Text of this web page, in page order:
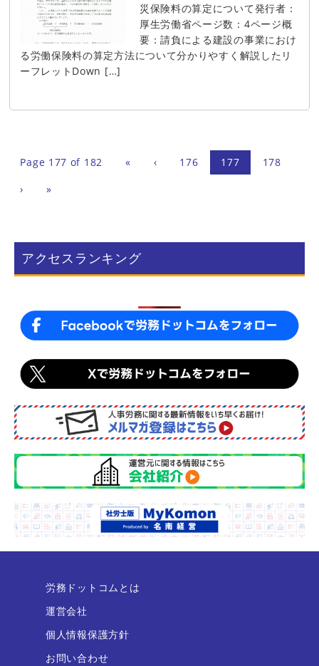
災保険料の算定について発行者：
厚生労働省ページ数：4ページ概
要：請負による建設の事業におけ
る労働保険料の算定方法について分かりやすく解説したリ
ーフレットDown […]
Page 177 of 182 « ‹ 176 177
178
›
»
アクセスランキング
労務ドットコムとは
運営会社
個人情報保護方針
お問い合わせ